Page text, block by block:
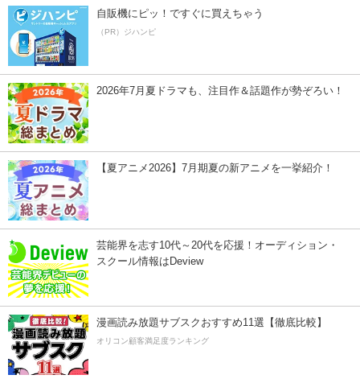
自販機にピッ！ですぐに買えちゃう
（PR）ジハンピ
2026年7月夏ドラマも、注目作＆話題作が勢ぞろい！
【夏アニメ2026】7月期夏の新アニメを一挙紹介！
芸能界を志す10代～20代を応援！オーディション・
スクール情報はDeview
漫画読み放題サブスクおすすめ11選【徹底比較】
オリコン顧客満足度ランキング